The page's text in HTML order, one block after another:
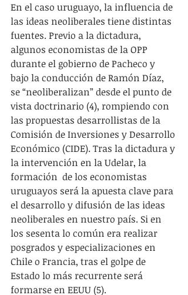
En el caso uruguayo, la influencia de
las ideas neoliberales tiene distintas
fuentes. Previo a la dictadura,
algunos economistas de la OPP
durante el gobierno de Pacheco y
bajo la conducción de Ramón Díaz,
se “neoliberalizan” desde el punto de
vista doctrinario (4), rompiendo con
las propuestas desarrollistas de la
Comisión de Inversiones y Desarrollo
Económico (CIDE). Tras la dictadura y
la intervención en la Udelar, la
formación  de los economistas
uruguayos será la apuesta clave para
el desarrollo y difusión de las ideas
neoliberales en nuestro país. Si en
los sesenta lo común era realizar
posgrados y especializaciones en
Chile o Francia, tras el golpe de
Estado lo más recurrente será
formarse en EEUU (5).